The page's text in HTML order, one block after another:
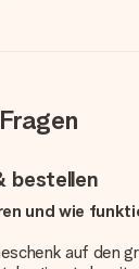
bestellen
und wie
auf den